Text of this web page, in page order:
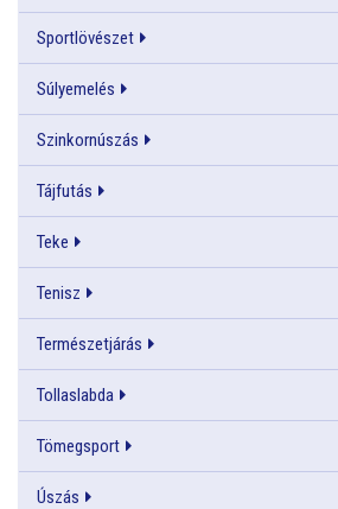
Sportlövészet
Súlyemelés
Szinkornúszás
Tájfutás
Teke
Tenisz
Természetjárás
Tollaslabda
Tömegsport
Úszás